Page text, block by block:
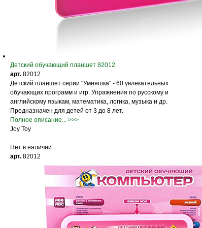
Детский обучающий планшет 82012
арт. 82012
Детский планшет серии "Умняшка" - 60 увлекательных
обучающих программ и игр. Упражнения по русскому и
английскому языкам, математика, логика, музыка и др.
Предназначен для детей от 3 до 8 лет.
Полное описание... >>>
Joy Toy
Нет в наличии
арт. 82012